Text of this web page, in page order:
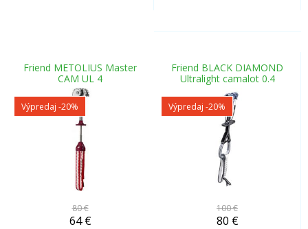
Friend METOLIUS Master
CAM UL 4
Výpredaj -20%
80 €
64 €
Friend BLACK DIAMOND
Ultralight camalot 0.4
Výpredaj -20%
100 €
80 €